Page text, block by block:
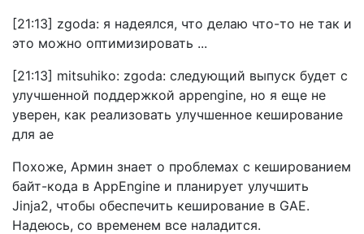
[21:13] zgoda: я надеялся, что делаю что-то не так и
это можно оптимизировать ...
[21:13] mitsuhiko: zgoda: следующий выпуск будет с
улучшенной поддержкой appengine, но я еще не
уверен, как реализовать улучшенное кеширование
для ae
Похоже, Армин знает о проблемах с кешированием
байт-кода в AppEngine и планирует улучшить
Jinja2, чтобы обеспечить кеширование в GAE.
Надеюсь, со временем все наладится.